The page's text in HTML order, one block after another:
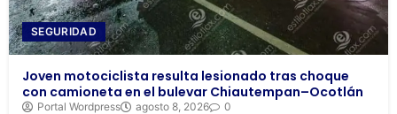
SEGURIDAD
Joven motociclista resulta lesionado tras choque
con camioneta en el bulevar Chiautempan–Ocotlán
Portal Wordpress agosto 8, 2026 0